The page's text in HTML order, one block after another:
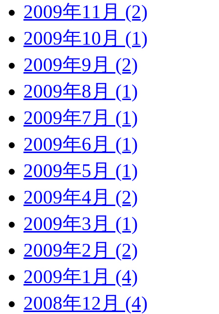
2009年11月 (2)
2009年10月 (1)
2009年9月 (2)
2009年8月 (1)
2009年7月 (1)
2009年6月 (1)
2009年5月 (1)
2009年4月 (2)
2009年3月 (1)
2009年2月 (2)
2009年1月 (4)
2008年12月 (4)